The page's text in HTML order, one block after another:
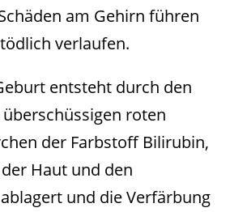
am Gehirn führen
verlaufen.
entsteht durch den
roten
der Farbstoff Bilirubin,
Haut und den
und die Verfärbung